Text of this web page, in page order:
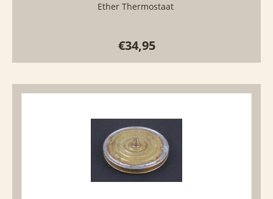
Ether Thermostaat
€34,95